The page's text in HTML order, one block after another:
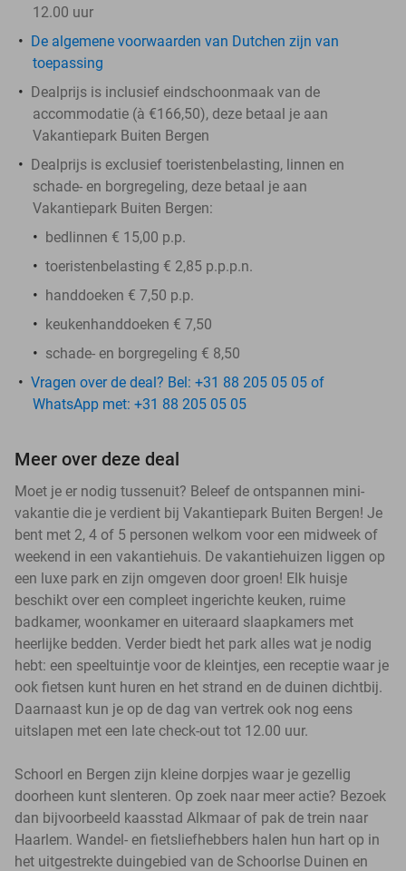
12.00 uur
De algemene voorwaarden van Dutchen zijn van
toepassing
Dealprijs is inclusief eindschoonmaak van de
accommodatie (à €166,50), deze betaal je aan
Vakantiepark Buiten Bergen
Dealprijs is exclusief toeristenbelasting, linnen en
schade- en borgregeling, deze betaal je aan
Vakantiepark Buiten Bergen:
bedlinnen € 15,00 p.p.
toeristenbelasting € 2,85 p.p.p.n.
handdoeken € 7,50 p.p.
keukenhanddoeken € 7,50
schade- en borgregeling € 8,50
Vragen over de deal? Bel: +31 88 205 05 05 of
WhatsApp met: +31 88 205 05 05
Meer over deze deal
Moet je er nodig tussenuit? Beleef de ontspannen mini-
vakantie die je verdient bij Vakantiepark Buiten Bergen! Je
bent met 2, 4 of 5 personen welkom voor een midweek of
weekend in een vakantiehuis. De vakantiehuizen liggen op
een luxe park en zijn omgeven door groen! Elk huisje
beschikt over een compleet ingerichte keuken, ruime
badkamer, woonkamer en uiteraard slaapkamers met
heerlijke bedden. Verder biedt het park alles wat je nodig
hebt: een speeltuintje voor de kleintjes, een receptie waar je
ook fietsen kunt huren en het strand en de duinen dichtbij.
Daarnaast kun je op de dag van vertrek ook nog eens
uitslapen met een late check-out tot 12.00 uur.
Schoorl en Bergen zijn kleine dorpjes waar je gezellig
doorheen kunt slenteren. Op zoek naar meer actie? Bezoek
dan bijvoorbeeld kaasstad Alkmaar of pak de trein naar
Haarlem. Wandel- en fietsliefhebbers halen hun hart op in
het uitgestrekte duingebied van de Schoorlse Duinen en